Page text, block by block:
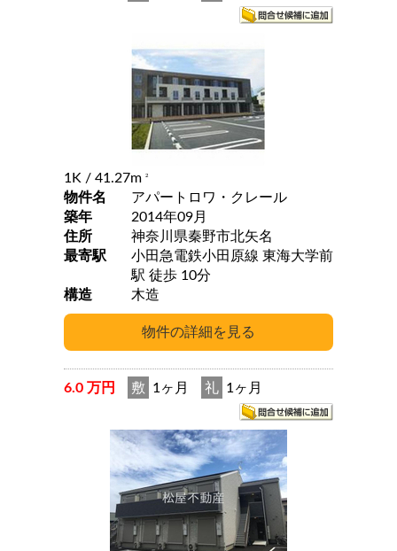
1K / 41.27m 2
物件名
アパートロワ・クレール
築年
2014年09月
住所
神奈川県秦野市北矢名
最寄駅
小田急電鉄小田原線 東海大学前
駅 徒歩 10分
構造
木造
6.0 万円 敷 1ヶ月 礼 1ヶ月